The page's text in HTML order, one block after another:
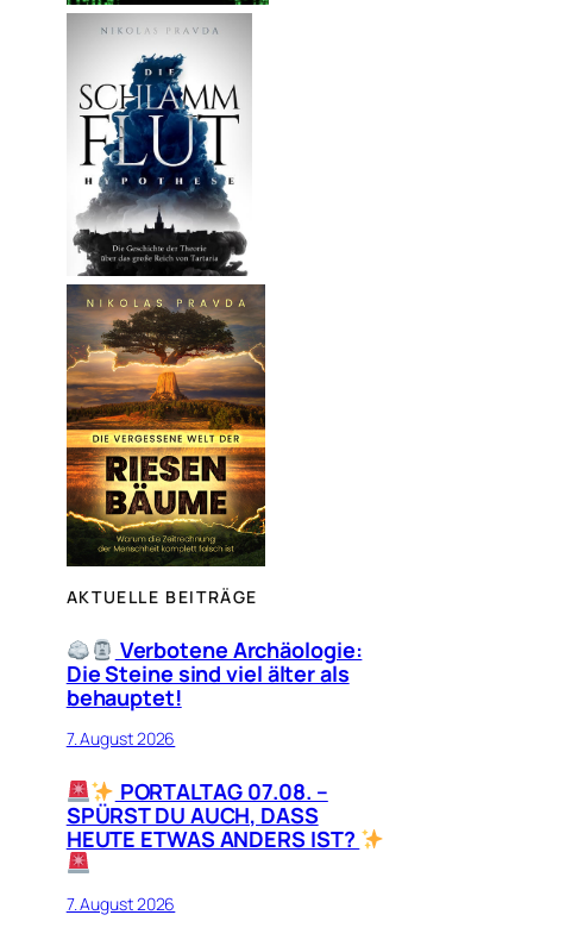
AKTUELLE BEITRÄGE
Verbotene Archäologie:
Die Steine sind viel älter als
behauptet!
7. August 2026
PORTALTAG 07.08. –
SPÜRST DU AUCH, DASS
HEUTE ETWAS ANDERS IST?
7. August 2026